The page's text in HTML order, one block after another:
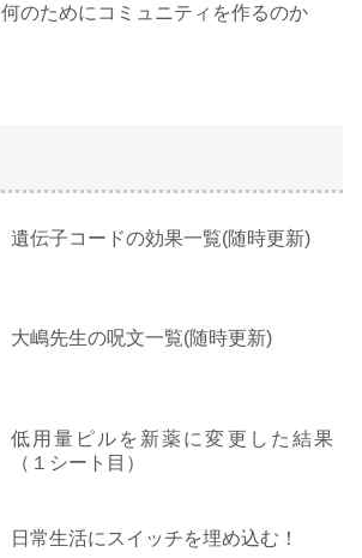
何のためにコミュニティを作るのか
遺伝子コードの効果一覧(随時更新)
大嶋先生の呪文一覧(随時更新)
低用量ピルを新薬に変更した結果
（１シート目）
日常生活にスイッチを埋め込む！